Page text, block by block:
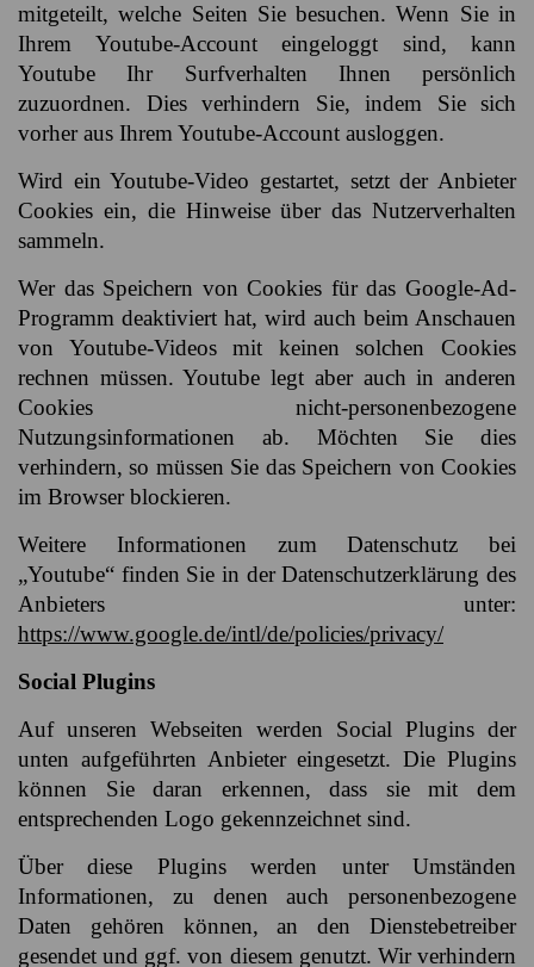
mitgeteilt, welche Seiten Sie besuchen. Wenn Sie in
Ihrem Youtube-Account eingeloggt sind, kann
Youtube Ihr Surfverhalten Ihnen persönlich
zuzuordnen. Dies verhindern Sie, indem Sie sich
vorher aus Ihrem Youtube-Account ausloggen.
Wird ein Youtube-Video gestartet, setzt der Anbieter
Cookies ein, die Hinweise über das Nutzerverhalten
sammeln.
Wer das Speichern von Cookies für das Google-Ad-
Programm deaktiviert hat, wird auch beim Anschauen
von Youtube-Videos mit keinen solchen Cookies
rechnen müssen. Youtube legt aber auch in anderen
Cookies nicht-personenbezogene
Nutzungsinformationen ab. Möchten Sie dies
verhindern, so müssen Sie das Speichern von Cookies
im Browser blockieren.
Weitere Informationen zum Datenschutz bei
„Youtube“ finden Sie in der Datenschutzerklärung des
Anbieters unter:
https://www.google.de/intl/de/policies/privacy/
Social Plugins
Auf unseren Webseiten werden Social Plugins der
unten aufgeführten Anbieter eingesetzt. Die Plugins
können Sie daran erkennen, dass sie mit dem
entsprechenden Logo gekennzeichnet sind.
Über diese Plugins werden unter Umständen
Informationen, zu denen auch personenbezogene
Daten gehören können, an den Dienstebetreiber
gesendet und ggf. von diesem genutzt. Wir verhindern